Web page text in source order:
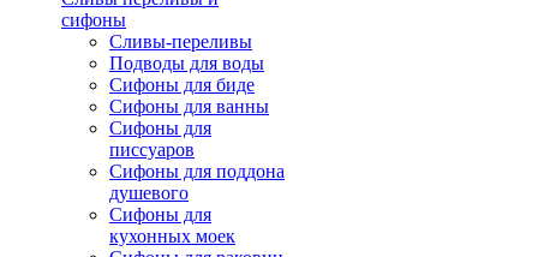
сифоны
Сливы-переливы
Подводы для воды
Сифоны для биде
Сифоны для ванны
Сифоны для
писсуаров
Сифоны для поддона
душевого
Сифоны для
кухонных моек